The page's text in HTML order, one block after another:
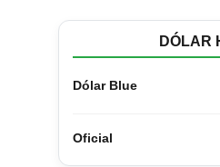
DÓLAR
Dólar Blue
Oficial